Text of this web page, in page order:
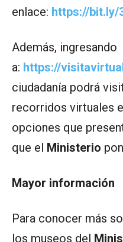
enlace: https://bit.ly/
Además, ingresando
a: https://
ciudadanía podrá
recorridos virtuales
opciones que
que el Ministerio
Mayor información
Para conocer más
los museos del